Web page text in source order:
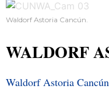
Waldorf Astoria Cancún.
WALDORF
Waldorf Astoria Cancún